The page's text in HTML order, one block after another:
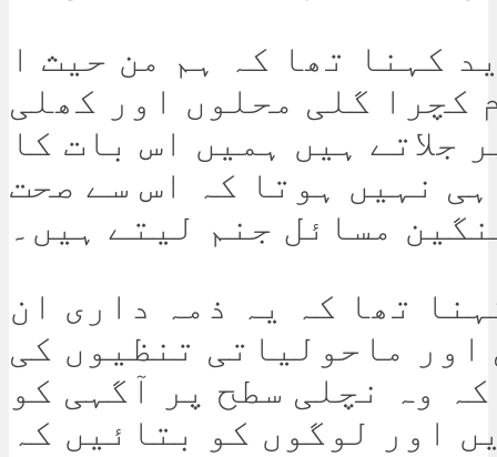
کہنا تھا کہ ہم من حیث ا
کچرا گلی محلوں اور کھلی
جلاتے ہیں ہمیں اس بات کا
نہیں ہوتا کہ اس سے صحت
مسائل جنم لیتے ہیں۔
تھا کہ یہ ذمہ داری ان
اور ماحولیاتی تنظیوں کی
وہ نچلی سطح پر آگہی کو
اور لوگوں کو بتائیں کہ